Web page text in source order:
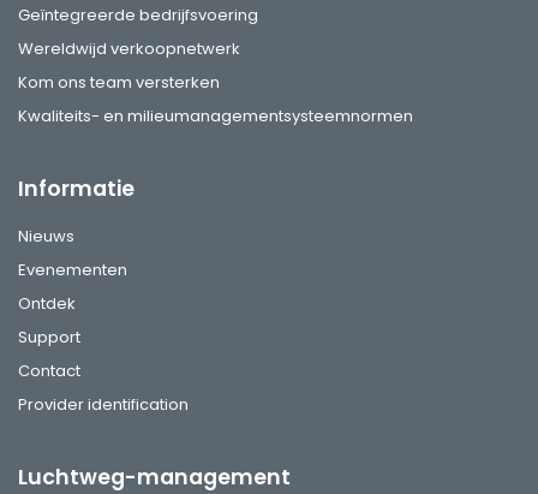
Geïntegreerde bedrijfsvoering
Wereldwijd verkoopnetwerk
Kom ons team versterken
Kwaliteits- en milieumanagementsysteemnormen
Informatie
Nieuws
Evenementen
Ontdek
Support
Contact
Provider identification
Luchtweg-management